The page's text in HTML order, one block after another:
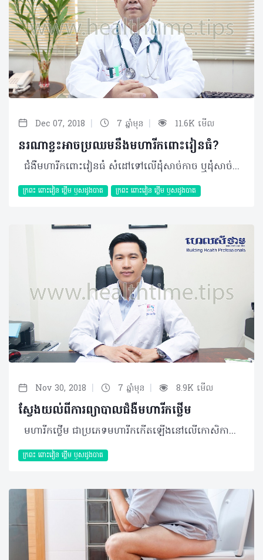
Dec 07, 2018 | 7 ឆ្នាំមុន | 11.6K មើល
នរណាខ្លះអាចប្រឈមនឹងមហារីកពោះវៀនធំ?
ជំងឺមហារីកពោះវៀនធំ សំដៅទៅលើដុំសាច់កាច ឬដុំសាច់មហារីក ដែលកើតនៅលើពោះវៀនធំផ្ទាល់។ យោងទៅតាមទិន្នន័យរបស់ Globocan ២០១៥ នៅទ្វីបអាស៊ីមានអ្នកជំងឺមហារីកពោះវៀនធំចំនួន ៦១ ២២៨នាក់ដែលជាករណីថ្មីហើយក្នុងនោះភាគច្រើនមានវ័យលើសពី ៦៥ឆ្នាំ។ តាមការសិក្សាបង្ហាញថា ប្រហែលត្រឹមតែ ២%ទៅ៥% ដែលមហារីកពោះវៀនធំបង្កឡើងដោយហ្សែនពីជំនាន់មួយមកជំនាន់មួយទៀត។ ផ្អែកទៅលើការសិក្សារបស់អង្គការសុខភាពពិភពលោកក្នុងឆ្នាំ ២០១៤ បានឲ្យដឹងថាពេលនោះប្រទេសកម្ពុជាយើងមានចំនួនប្រជាជនសរុប១៤ ៨៦៥ ០០០នាក់ ក្នុងនោះចំនួនអ្នកជំងឺមហា-រីកពោះវៀនធំ មានការកើតឡើងច្រើនគួរឲ្យកត់សម្គាល់ដែលបុរសមានចំនួន ៤៤៥ករណីថ្មី និងស្ត្រីមានចំនួន ៣៩៤ករណីថ្មី។ គេសង្កេតឃើញថា អត្រាមរណភាពក្នុងចំណោមជំងឺមហារីកគ្រប់ប្រភេទទាំងអស់ជំងឺមហារីកពោះវៀនធំមានរហូតដល់ ៥% ចំពោះបុរសនិយាយរួមច្រើនជាងនារី។ មូលហេតុ និងកត្តាប្រឈម • ការពិសាបារីច្រើន • ការពិសាស្រាច្រើន • កត្តាតំណពូជ • កត្តាលើសទម្ងន់ • អ្នកជំងឺទឹកនោមផ្អែម • អ្នកជំងឺរលាកពោះវៀនរ៉ាំរ៉ៃ • អ្នកដែលពុំធ្វើលំហាត់ប្រាណ។ រោគសញ្ញា អាការៈនៃជំងឺមហារីកពោះវៀនធំដែលច្រើនជួបប្រទះញឹកញាប់រួមមាន៖ • រាក និងទល់លាមករ៉ាំរ៉ៃ • ឈឺចាប់ក្នុងពោះរយៈពេលយូរ • ស្ថានភាពលាមកមានភាពមិនប្រក្រតី • បត់ជើងធំមានលាយឈាមក្នុងលាមក • មានហូរឈាមតាមផ្លូវលាមក។ យន្តការ ដោយសារមានបម្រែបម្រួលនៃហ្សែនទើបបណ្តាលឲ្យមានការខូចដល់កោសិការបស់ពោះវៀនធំ ហើយនេះជាកត្តាបង្កើតឡើងនូវដំបៅមហារីក។ ការធ្វើរោគវិនិច្ឆ័យ ការធ្វើរោគវិនិច្ឆ័យទៅលើជំងឺមហារីកពោះវៀនធំគឺផ្អែកទៅលើកត្តា៣យ៉ាង៖ • ការពិនិត្យលាមក ដោយបច្ចេកទេស FOBT(Faecal Occult Blood Test)៖ ដោយយកលាមកទៅពិនិត្យ ដោយមីក្រូទស្សន៍ នៅក្នុងមន្ទីរពិសោធន៍ ដើម្បីរកមើលគ្រាប់ឈាមក្រហម។ ក្នុងករណីឃើញមានគ្រាប់ឈាមក្រហម អ្នកជំងឺរូបនោះនឹងត្រូវតម្រូវឲ្យធ្វើការពិនិត្យម្យ៉ាងទៀតហៅថា ការពិនិត្យឆ្លុះពោះវៀនធំ Colonoscopy។ • ការពិនិត្យឆ្លុះពោះវៀនធំ Colonoscopy៖ ជាការពិនិត្យដោយប្រើម៉ាស៊ីនអង់ដូស្កូប (Endoscope) រកមើលដុំសាច់ក្នុងពោះវៀនធំ។ ដុំសាច់នោះនឹងត្រូវបានកាត់ ឬច្រឹបដើម្បីយកទៅវិភាគនៅមន្ទីរពិសោធន៍មួយទៀត ដែលមានឈ្មោះថា មន្ទីរពិសោធន៍វិភាគកោសិកា (Histopathology Laboratory)។ • ការវិភាគកោសិកា Histopathology៖ ជាការពិនិត្យទៅលើកោសិកា ដើម្បីកំណត់ថាជា សាច់ធម្មតា សាច់ស្លូត ឬសាច់កាច(មហារីក)។ ការព្យាបាលត្រឹមត្រូវ ជំងឺមហារីកពោះវៀនធំត្រូវធ្វើការព្យាបាលទៅតាមដំណាក់កាល ដោយអាស្រ័យទៅនឹងស្ថានភាពអ្នកជំងឺ និងដុំសាច់មហារីក ដែលរួមមាន ២របៀប៖ • ការព្យាបាលនៅនឹងកន្លែង (local treatment)៖ ការវះកាត់ដែលធ្វើឡើងក្នុងករណីដុំតូច និងមិនទាន់រាលដាលទៅកន្លែងផ្សេងទៀត។ • ការព្យាបាលជារួម (systemic treatment)៖ការប្រើថ្នាំគីមី ដោយចាក់បញ្ចូលតាមសរសៃឈាម ឬដោយត្រូវពិសាថ្នាំគ្រាប់ ធ្វើឡើងក្នុងករណីដុំសាច់មហារីក រាលដាលទៅកាន់សរីរាង្គផ្សេងទៀត ឬដុំសាច់មានលក្ខណៈធំខ្លាំងពេក។ អ្នកជំងឺមួយចំនួនអាចទទួលយកការព្យាបាលបានទាំងពីររបៀប តែអ្នកជំងឺមួយចំនួនទៀតមិនអាចទទួលយកការព្យាបាលបានគ្រប់របៀបនោះទេ។ ផលវិបាក • ព្យាបាលដោយវះកាត់ អាចមានការឈឺចាប់ត្រង់មុខរបួស ការហូរឈាមច្រើនពេលកំពុងវះកាត់ អាចមានមេរោគចូលក្នុងខ្លួន។ល។ • ព្យាបាលដោយថ្នាំគីមី អាចមានដូចជា ក្អួតចង្អោរ មិនឃ្លានអាហារ ក្តៅខ្លួន (ដោយមានមេរោគចូលក្នុងខ្លួន ពេលគ្រាប់ឈាមសថយចុះច្រើន) ស្លេកស្លាំង អស់កម្លាំង ញ័រទ្រូង វិលមុខ (ពេលមានគ្រាប់ឈាមក្រហមថយចុះច្រើន) មានហូរឈាមតាមអញ្ចាញធ្មេញ តាមស្បែក ឬកន្លែងផ្សេងទៀត (ពេលប្លាកែតថយចុះច្រើន) និងអាចស្ពឹកដៃជើង។ល។ បើករណីអ្នកជំងឺមកព្យាបាលទាន់ពេលវេលា នោះការព្យាបាលនឹងទទួលបានលទ្ធផលល្អច្រើន ព្រោះដុំមហារីកមិនទាន់មានការវិវឌ្ឍធំឡើង ឬរីករាលដាលទៅដល់សរីរាង្គផ្សេងទៀតទេ និងមិនបង្កឲ្យមានផលលំបាកច្រើន មានភាពងាយស្រួលក្នុងការព្យាបាល និងចំណាយកម្រៃតិច។ ម៉្យាងវិញទៀត ជំងឺនេះមិនត្រឹមតែយាយីចំពោះអ្នកជំងឺម្នាក់ប៉ុណ្ណោះទេ តែវាប៉ះពាល់ទៅដល់សេដ្ឋកិច្ចគ្រួសារ និងសង្គមជាតិទាំងមូលផងដែរ។ បើអ្នកមាននូវរោគសញ្ញាដូចបានរៀបរាប់ខាងលើចាំបាច់ត្រូវទៅពិនិត្យ និងព្យាបាល ជាមួយគ្រូពេទ្យជំនាញ ឲ្យបានលឿនបំផុតដែលអាចធ្វើទៅបាន។ បកស្រាយដោយ៖ វេជ្ជបណ្ឌិត ហេង វីរដ្ឋឯកទេសជំងឺមហារីកនៃមន្ទីរពេទ្យមិត្តភាពខ្មែរ-សូវៀត និងជាប្រធានបន្ទប់ពិគ្រោះ និងព្យាបាលជំងឺវេជ្ជបណ្ឌិត ហេង វីរដ្ឋ ©2018 រក្សាសិទ្ធិគ្រប់យ៉ាង​ដោយ Healthtime Corporation ចំពោះគ្រប់អត្ថបទដោយគ្មានផ្នែកណាមួយត្រូវបោះពុម្ពផ្សាយចូលប្រព័ន្ធអ៊ីនធឺណែត ឧបករណ៍អេឡិចត្រូនិក អាត់ជាសំឡេង ឬថតចំលងគ្រប់រូបភាពដោយគ្មានការអនុញ្ញាតឡើយ
ក្រពះ​ ពោះវៀន​ ថ្លើម ឫសដូងបាត ក្រពះ​ ពោះវៀន​ ថ្លើម ឫសដូងបាត
Nov 30, 2018 | 7 ឆ្នាំមុន | 8.9K មើល
ស្វែងយល់ពីការព្យាបាលជំងឺមហារីកថ្លើម
មហារីកថ្លើម ជាប្រភេទមហារីកកើតឡើងនៅលើកោសិកាសាច់ថ្លើមដែលវាត្រូវបានបែងចែកជា៣ផ្នែកធំៗ៖ • ជំងឺមហារីកថ្លើមកើតឡើងនៅកោសិកាថ្លើមផ្ទាល់ • ជំងឺមហារីកថ្លើមកើតឡើងពីការរាលដាលកោសិកាមហារីកពីកន្លែងផ្សេង • ជំងឺមហារីកថ្លើមកើតចេញពីប្រព័ន្ធទឹកប្រមាត់។ បើយោងតាមតួលេខរបស់ Globocan ឃើញថាចំនួននៃអ្នកជំងឺមហារីកថ្លើមក្នុងតំបន់អាស៊ីសិ្ថតនៅចំណាត់ថ្នាក់លេខ៣ បើធៀបនឹងមហារីកផ្សេងទៀត ប៉ុន្តែ វាមិនត្រូវបានចាត់ទុកជាជំងឺតំណពូជនោះទេ។ មូលហេតុនៃមហារីកថ្លើម ការរលាកថ្លើមរ៉ាំរ៉ៃជាមូលហេតុចម្បងដែលបង្កឲ្យមានជំងឺមហារីកថ្លើម ទាំងការរលាកថ្លើមប្រភេទBប្រភេទC ហើយកត្តាដែលធ្វើឲ្យមានការរលាកថ្លើមរ៉ាំរ៉ៃ រួមមាន ការទទួលទានសុរាច្រើន លើសជាតិដែក និងលើសជាតិពុលជាដើម។ លើសពីនេះទៀត អ្នកដែលងាយប្រឈមនឹងជំងឺមហារីកថ្លើមខ្ពស់ជាងគេគឺ អ្នកជំងឺក្រិនថ្លើម។ រោគសញ្ញា និងយន្តការ ដំណាក់កាលដំបូងអ្នកជំងឺមហារីកថ្លើមមិនស្តែងចេញជារោគសញ្ញាណាមួយទេ ប៉ុន្តែ អំឡុងពេលប្រហែល៦ខែបន្ទាប់ដែលជំងឺវិវឌ្ឍដល់ដំណាក់កាលធ្ងន់ធ្ងរ អាចនឹងមានលេចចេញជារោគសញ្ញាដូចជា៖ • ឈឺចាប់នៅត្រង់ពោះ ចុងដង្ហើម ឬក្រោមឆ្អឹងជំនីរខាងស្តាំ • ស្បែកឡើងលឿង រមាស់ បើដុំសង្កត់លើទឹកប្រមាត់ • អាចកើតទាចទឹក បើវាស្ទះសរសៃឈាម • អស់កម្លាំង និងបាត់បង់ចំណង់អាហារ។ យន្តការនៃមហារីកថ្លើម គឺបណ្តាលមកពីការរលាកថ្លើមរ៉ាំរ៉ៃបង្កឲ្យមានការប្រែប្រួលកោសិកាសាច់ថ្លើម (Mutation Oncogene) និង DNA នោះកោសិកាថ្លើមនឹងចាប់ផ្តើមវិវឌ្ឍ ឬលូតលាស់ដោយឯកឯង។ ករណីមេរោគរលាកថ្លើមប្រភេទBគឺវាធ្វើឲ្យមានការប្រែប្រួល DNA របស់កោសិកាថ្លើម ដែលវាខុសពីប្រភេទCធ្វើឲ្យកោសិកាថ្លើមក្រិន ទើបវិវឌ្ឍជាជំងឺមហារីកថ្លើម។ ការធ្វើរោគវិនិច្ឆ័យ និងព្យាបាល ការធ្វើរោគវិនិច្ឆ័យជំងឺមហារីកថ្លើមត្រូវបែងចែកជា ២ផ្នែក៖ • ការរាវរក ដែលធ្វើឡើងក្នុងករណីអ្នកជំងឺមិនមានសញ្ញាសង្ស័យថាមានជំងឺមហារីកដោយគ្រាន់តែអេកូពោះ ជាមួយគ្រូពេទ្យជំនាញប៉ុណ្ណោះ ដើម្បីរកដុំនៃថ្លើម។ • ការធ្វើរោគវិនិច្ឆ័យពិតប្រាកដបន្ទាប់ពីបានរកឃើញថាមានដុំគឺ ការថតស្កែន ឬMRI ដើម្បី បញ្ជាក់ឲ្យកាន់តែច្បាស់នូវដុំមហារីកថ្លើម។ប្រសិនបើ ក្នុងករណីដុំសាច់ថ្លើមខុសពីធម្មតាហើយការធ្វើអេកូសាស្ត្រ CT Scan និងMRI រួមនឹងការពិនិត្យឈាម (ការពិនិត្យមើលជាតិមហារីក AFP) នៅតែមិនអាចវិនិច្ឆ័យបាននោះទើបគ្រូពេទ្យចោះយកសាច់មកពិនិត្យបន្ថែម។ មហារីកថ្លើមត្រូវព្យាបាលទៅតាមដំណាក់កាលដោយផ្អែកលើដុំមហារីក និងជំងឺរបស់សាច់ថ្លើមផ្ទាល់៖ • ដំណាក់កាលដំបូង ឬចំពោះដុំតូច៖ ករណីអ្នកជំងឺដែលមានសាច់ថ្លើមនៅល្អគាត់នឹងតម្រូវឲ្យធ្វើការវះកាត់ ឬដុត។ ករណីអ្នកជំងឺដែលមាន សាច់ថ្លើមក្រិនខ្លាំង គាត់អាចនៅសល់ជម្រើសត្រឹមដុតនិងប្តូរថ្លើមតែម្តង។ • ដំណាក់កាលមធ្យម ឬចំពោះដុំធំ៖ អ្នកជំងឺអាចធ្វើការព្យាបាលដោយញ៉ុកសរសៃឈាម (TACE) ដោយការចាក់ទុយោចូលតាមក្រលៀន ឡើងរហូតចូលក្នុងសរសៃឈាមរបស់ថ្លើម បន្ទាប់មករកសរសៃឈាមដែលទៅចិញ្ចឹមដុំមហារីកនោះ ក្រោយមកបាញ់ថ្នាំគីមីចូលហើយញ៉ុកសរសៃឈាម។ ដុំមហារីកនឹងរលួយដោយសារជាតិគីមីដែលបានបាញ់ចូល ប៉ុន្តែអ្នកជំងឺត្រូវធ្វើការតាមដានរយៈពេល២ទៅ៣ខែក្រោយ រួចធ្វើការពិនិត្យ និងអាចធ្វើការដុតម្តងទៀត។ • ដំណាក់កាលចុងក្រោយ ឬធ្ងន់ធ្ងរ៖ ការព្យាបាលនៅដំណាក់កាលនេះមានជោគជ័យកម្រិតទាប ដែលអ្នកជំងឺអាចនឹងតម្រូវឲ្យប្តូរសរីរាង្គថ្លើម ឬព្យាបាលពន្យារ ដោយការញ៉ុកសរសៃឈាម រួមជាមួយការលេបថ្នាំគ្រាប់ជាដើម។ គួរបញ្ជាក់ថា ការព្យាបាលមហារីកថ្លើមដោយដុតអាចជួយអ្នកជំងឺឲ្យជាបាន១០០% ប្រសិនអ្នកជំងឺស្ថិតនៅដំណាក់កាលដំបូង ក្នុងនោះ៩៥% ជាលទ្ធផលនៃការដុតលើកដំបូង និង៥%ប៉ុណ្ណោះដែលនៅសល់ដុំ ហើយអ្នកជំងឺក៏អាចធ្វើការដុតម្តងទៀតបាន។ ផលវិបាក និងការការពារ ភាគតិចណាស់ដែលអ្នកជំងឺអាចរស់បានលើសពីមួយឆ្នាំករណីដែលគាត់មិនបានព្យាបាលឲ្យទាន់ពេលវេលា។ ជាទូទៅ ដើម្បីការពារពីជំងឺមហារីកថ្លើម ចាំបាច់ត្រូវការពារពីមូលហេតុដែលបង្កឲ្យមានការរលាកថ្លើមរ៉ាំរ៉ៃ រួមមាន៖ • ចាក់វ៉ាក់សាំងការពារជំងឺរលាកថ្លើមប្រភេទB • ចៀសវាងការប៉ះពាល់ឈាមរបស់អ្នកជំងឺរលាកថ្លើមប្រភេទC • បញ្ឈប់ការផឹកស្រា • ការពារកុំឲ្យប៉ះពាល់ជាតិពុល • ត្រូវព្យាបាលមេរោគឲ្យអស់ពីសាច់ថ្លើម។ មហារីកថ្លើមក៏អាចធ្វើការព្យាបាលនៅកម្ពុជាដូចនឹងប្រទេសដទៃទៀតដែរ ហើយនៅដំណាក់កាលដំបូង មានជោគជ័យរហូតដល់១០០%។ ដូចនេះ អ្នកជំងឺចាំបាច់ត្រូវធ្វើរោគវិនិច្ឆ័យឲ្យបាននៅដំណាក់កាលដំបូងដោយធ្វើការពិនិត្យសុខភាព និងធ្វើ Screening ឲ្យបានទៀងទាត់ រាល់៣ខែម្តង ចំពោះអ្នកជំងឺរលាកថ្លើមប្រភេទB និងអ្នកជំងឺក្រិនថ្លើម និងរាល់៦ខែម្តង ចំពោះអ្នកជំងឺរលាកថ្លើមប្រភេទC និងអ្នកលើសជាតិខ្លាញ់ជាដើម។ បកស្រាយដោយ៖ វេជ្ជបណ្ឌិត ជា ចាន់ឌី ឯកទេសវិទ្យុសាស្រ្ត រូបភាពវេជ្ជសាស្រ្ត មានតួនាទីជានាយកនៃមន្ទីរសម្រាកព្យាបាល និងសម្ភព សានីន ©2018 រក្សាសិទ្ធិគ្រប់យ៉ាង​ដោយ Healthtime Corporation ចំពោះគ្រប់អត្ថបទដោយគ្មានផ្នែកណាមួយត្រូវបោះពុម្ពផ្សាយចូលប្រព័ន្ធអ៊ីនធឺណែត ឧបករណ៍អេឡិចត្រូនិក អាត់ជាសំឡេង ឬថតចំលងគ្រប់រូបភាពដោយគ្មានការអនុញ្ញាតឡើយ
ក្រពះ​ ពោះវៀន​ ថ្លើម ឫសដូងបាត